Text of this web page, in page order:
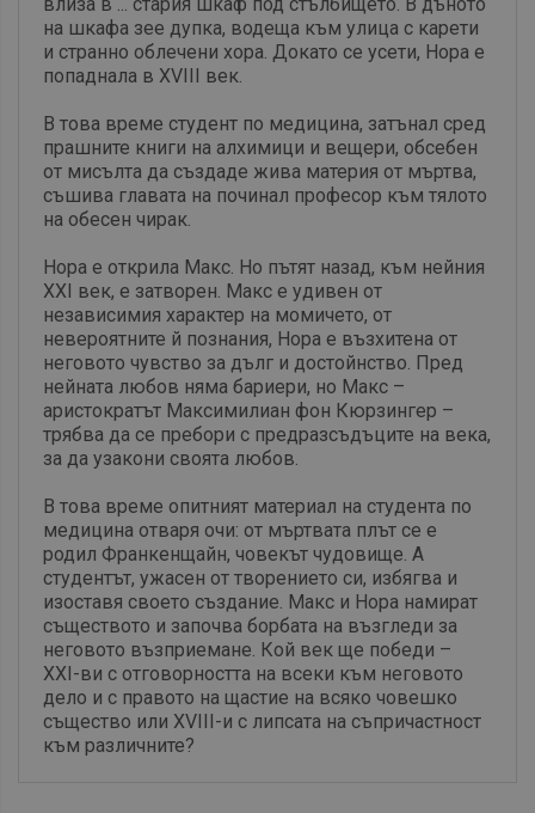
на шкафа зее дупка, водеща към улица с карети
и странно облечени хора. Докато се усети, Нора е
попаднала в XVIII век.
В това време студент по медицина, затънал сред
прашните книги на алхимици и вещери, обсебен
от мисълта да създаде жива материя от мъртва,
съшива главата на починал професор към тялото
на обесен чирак.
Нора е открила Макс. Но пътят назад, към нейния
XXI век, е затворен. Макс е удивен от
независимия характер на момичето, от
невероятните й познания, Нора е възхитена от
неговото чувство за дълг и достойнство. Пред
нейната любов няма бариери, но Макс –
аристократът Максимилиан фон Кюрзингер –
трябва да се пребори с предразсъдъците на века,
за да узакони своята любов.
В това време опитният материал на студента по
медицина отваря очи: от мъртвата плът се е
родил Франкенщайн, човекът чудовище. А
студентът, ужасен от творението си, избягва и
изоставя своето създание. Макс и Нора намират
съществото и започва борбата на възгледи за
неговото възприемане. Кой век ще победи –
XXI-ви с отговорността на всеки към неговото
дело и с правото на щастие на всяко човешко
същество или XVIII-и с липсата на съпричастност
към различните?